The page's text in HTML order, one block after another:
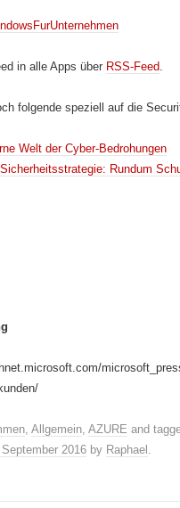
in alle Apps über RSS-Feed.
folgende speziell auf die
Welt der Cyber-Bedrohungen
Rundum
, Allgemein, AZURE and
2016 by Raphael .